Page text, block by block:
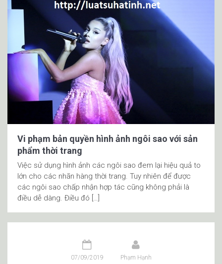
Vi phạm bản quyền hình ảnh ngôi sao với sản
phẩm thời trang
Việc sử dụng hình ảnh các ngôi sao đem lại hiệu quả to
lớn cho các nhãn hàng thời trang. Tuy nhiên để được
các ngôi sao chấp nhận hợp tác cũng không phải là
điều dễ dàng. Điều đó […]
07/09/2019 Phạm Hạnh